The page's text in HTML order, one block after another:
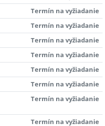
Termín na vyžiadanie
Termín na vyžiadanie
Termín na vyžiadanie
Termín na vyžiadanie
Termín na vyžiadanie
Termín na vyžiadanie
Termín na vyžiadanie
Termín na vyžiadanie